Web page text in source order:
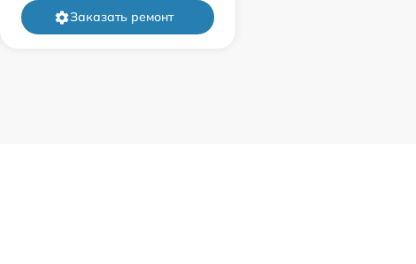
Заказать ремонт